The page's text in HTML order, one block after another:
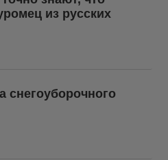
из русских
снегоуборочного